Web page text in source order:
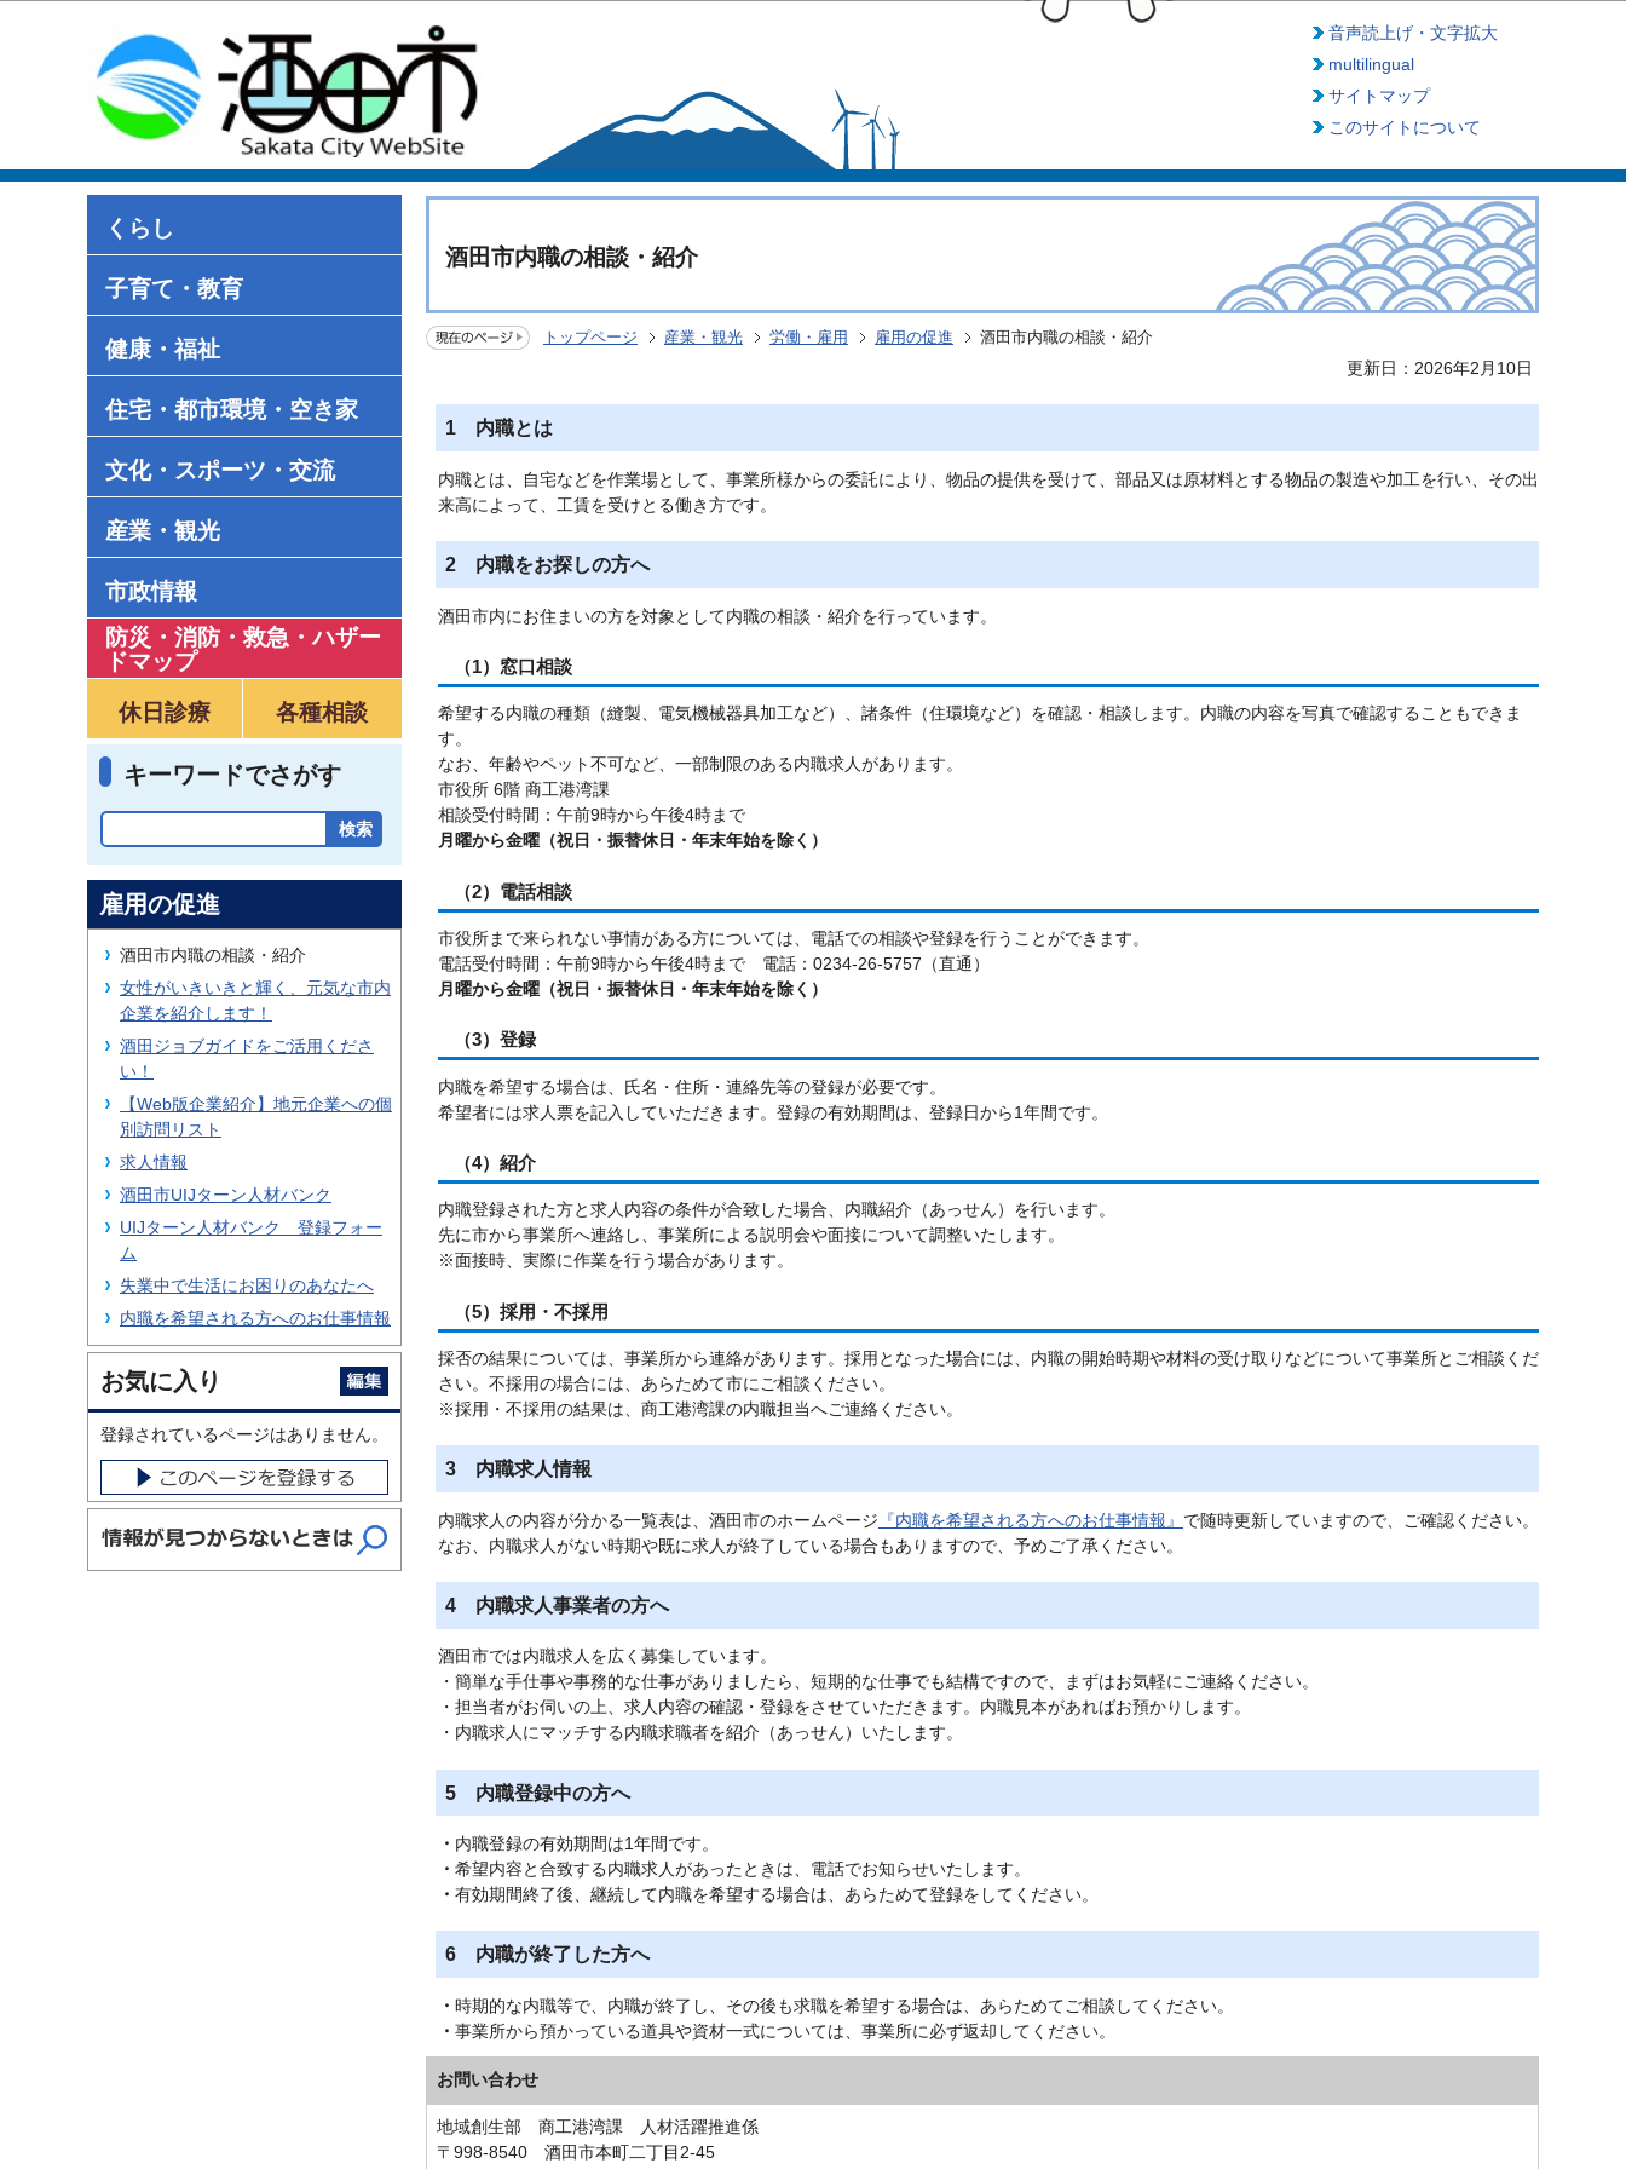
音声読上げ・文字拡大
multilingual
サイトマップ
このサイトについて
くらし
子育て・教育
健康・福祉
住宅・都市環境・空き家
文化・スポーツ・交流
産業・観光
市政情報
防災・消防・救急 ・ハザー
ドマップ
休日診療
各種相談
キーワードでさがす
酒田市内職の相談・紹介
トップページ 産業・観光 労働・雇用 雇用の促進 酒田市内職の相談・紹介
更新日：2026年2月10日
1 内職とは
内職とは、自宅などを作業場として、事業所様からの委託により、物品の提供を受けて、部品又は原材料とする物品の製造や加工を行い、その出
来高によって、工賃を受けとる働き方です。
2 内職をお探しの方へ
酒田市内にお住まいの方を対象として内職の相談・紹介を行っています。
（1）窓口相談
希望する内職の種類（縫製、電気機械器具加工など）、諸条件（住環境など）を確認・相談します。内職の内容を写真で確認することもできま
す。
なお、年齢やペット不可など、一部制限のある内職求人があります。
市役所 6階 商工港湾課
相談受付時間：午前9時から午後4時まで
月曜から金曜（祝日・振替休日・年末年始を除く）
（2）電話相談
市役所まで来られない事情がある方については、電話での相談や登録を行うことができます。
電話受付時間：午前9時から午後4時まで 電話：0234-26-5757（直通）
月曜から金曜（祝日・振替休日・年末年始を除く）
（3）登録
内職を希望する場合は、氏名・住所・連絡先等の登録が必要です。
希望者には求人票を記入していただきます。登録の有効期間は、登録日から1年間です。
（4）紹介
内職登録された方と求人内容の条件が合致した場合、内職紹介（あっせん）を行います。
先に市から事業所へ連絡し、事業所による説明会や面接について調整いたします。
※面接時、実際に作業を行う場合があります。
（5）採用・不採用
採否の結果については、事業所から連絡があります。採用となった場合には、内職の開始時期や材料の受け取りなどについて事業所とご相談くだ
さい。不採用の場合には、あらためて市にご相談ください。
※採用・不採用の結果は、商工港湾課の内職担当へご連絡ください。
3 内職求人情報
内職求人の内容が分かる一覧表は、酒田市のホームページ 『内職を希望される方へのお仕事情報』 で随時更新していますので、ご確認ください。
なお、内職求人がない時期や既に求人が終了している場合もありますので、予めご了承ください。
4 内職求人事業者の方へ
酒田市では内職求人を広く募集しています。
・簡単な手仕事や事務的な仕事がありましたら、短期的な仕事でも結構ですので、まずはお気軽にご連絡ください。
・担当者がお伺いの上、求人内容の確認・登録をさせていただきます。内職見本があればお預かりします。
・内職求人にマッチする内職求職者を紹介（あっせん）いたします。
5 内職登録中の方へ
・ 内職登録の有効期間は1年間です。
・ 希望内容と合致する内職求人があったときは、電話でお知らせいたします。
・ 有効期間終了後、継続して内職を希望する場合は、あらためて登録をしてください。
6 内職が終了した方へ
・ 時期的な内職等で、内職が終了し、その後も求職を希望する場合は、あらためてご相談してください。
・ 事業所から預かっている道具や資材一式については、事業所に必ず返却してください。
お問い合わせ
地域創生部 商工港湾課 人材活躍推進係
〒998-8540 酒田市本町二丁目2-45
雇用の促進
酒田市内職の相談・紹介
女性がいきいきと輝く、元気な市内
企業を紹介します！
酒田ジョブガイドをご活用くださ
い！
【Web版企業紹介】地元企業への個
別訪問リスト
求人情報
酒田市UIJターン人材バンク
UIJターン人材バンク 登録フォー
ム
失業中で生活にお困りのあなたへ
内職を希望される方へのお仕事情報
お気に入り
登録されているページはありません。